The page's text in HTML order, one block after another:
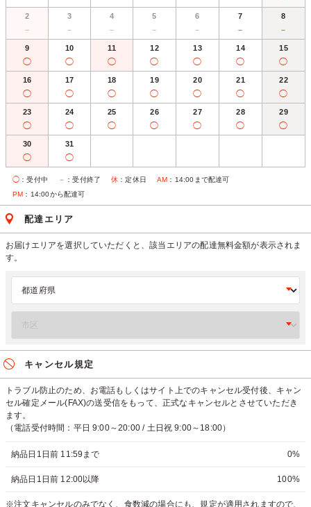
2
－
3
－
4
－
5
－
6
－
7
－
8
－
9
◯
10
◯
11
◯
12
◯
13
◯
14
◯
15
◯
16
◯
17
◯
18
◯
19
◯
20
◯
21
◯
22
◯
23
◯
24
◯
25
◯
26
◯
27
◯
28
◯
29
◯
30
◯
31
◯
◯ ：受付中 － ：受付終了 休 ：定休日 AM ：14:00まで配達可
PM ：14:00から配達可
配達エリア
お届けエリアを選択していただくと、該当エリアの配達無料金額が表示されま
す。
キャンセル規定
トラブル防止のため、お電話もしくはサイト上でのキャンセル受付後、キャン
セル確定メール(FAX)の送受信をもって、正式なキャンセルとさせていただき
ます。
（電話受付時間：平日 9:00～20:00 / 土日祝 9:00～18:00）
納品日1日前 11:59まで 0%
納品日1日前 12:00以降 100%
※注文キャンセルのみでなく、食数減の場合にも、規定が適用されますので、